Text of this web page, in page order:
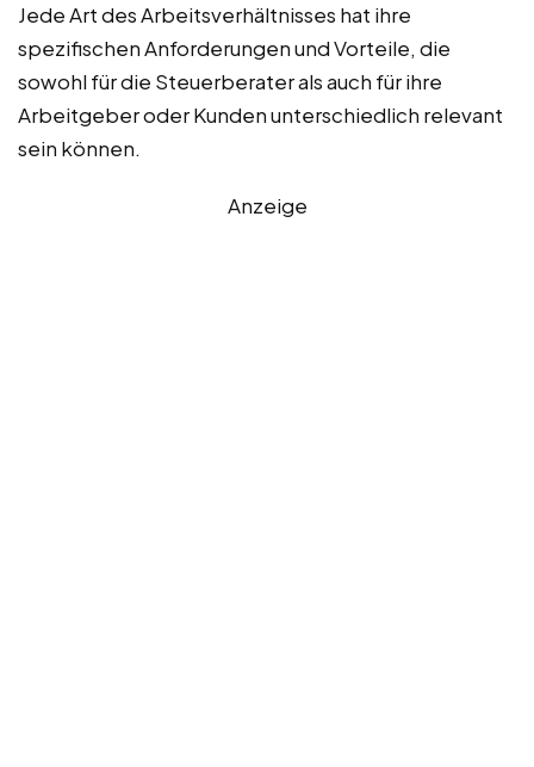
Jede Art des Arbeitsverhältnisses hat ihre
spezifischen Anforderungen und Vorteile, die
sowohl für die Steuerberater als auch für ihre
Arbeitgeber oder Kunden unterschiedlich relevant
sein können.
Anzeige